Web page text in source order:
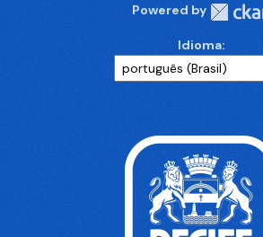
Powered by
Idioma